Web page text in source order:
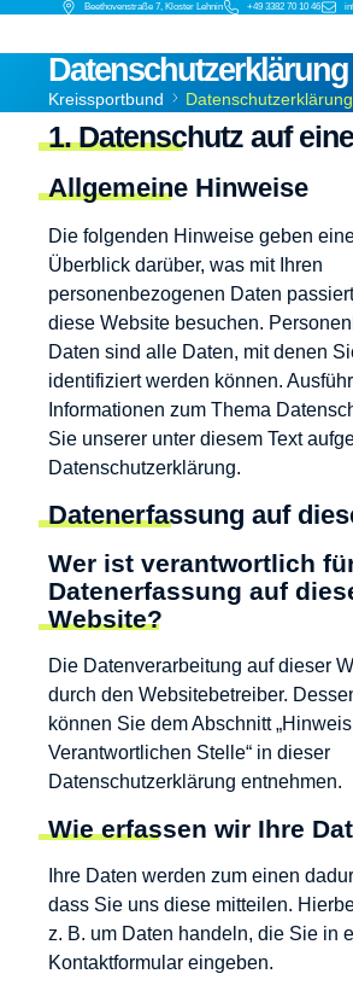
Beethovenstraße 7, Kloster Lehnin +49 3382 70 10 46
Datenschutzerklärung
Kreissportbund Datenschutzerklärung
1. Datenschutz auf
Allgemeine Hinweise
Die folgenden Hinweise geben
Überblick darüber, was mit Ihren
personenbezogenen Daten
diese Website besuchen.
Daten sind alle Daten, mit denen
identifiziert werden können.
Informationen zum Thema
Sie unserer unter diesem Text
Datenschutzerklärung.
Datenerfassung auf
Wer ist verantwortlich
Datenerfassung auf
Website?
Die Datenverarbeitung auf dieser
durch den Websitebetreiber.
können Sie dem Abschnitt
Verantwortlichen Stelle“ in dieser
Datenschutzerklärung entnehmen.
Wie erfassen wir Ihre
Ihre Daten werden zum einen
dass Sie uns diese mitteilen.
z. B. um Daten handeln, die Sie in
Kontaktformular eingeben.